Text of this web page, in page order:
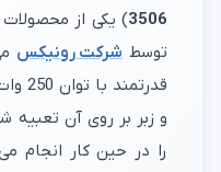
3506) یکی از محصولات
توسط شرکت رونیکس
و زبر بر روی آن تعبیه
را در حین کار